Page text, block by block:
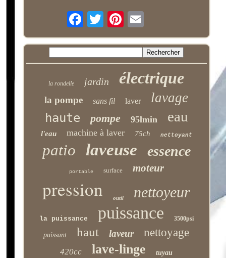
la rondelle jardin électrique
la pompe sans fil laver lavage
haute pompe 95lmin eau
l'eau machine à laver 75ch nettoyant
patio laveuse essence
portable surface moteur
pression outil nettoyeur
la puissance puissance 3500psi
puissant haut laveur nettoyage
420cc lave-linge tuyau